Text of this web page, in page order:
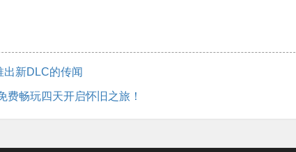
出新DLC的传闻
畅玩四天开启怀旧之旅！